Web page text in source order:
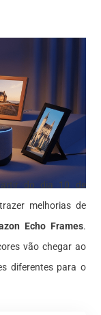
do dia 10 de
melhorias de
Echo Frames.
vão chegar ao
diferentes para o